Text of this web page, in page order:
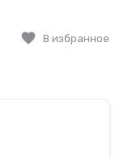
favorite В избранное